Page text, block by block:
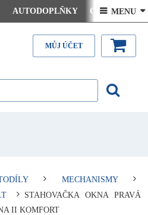
AUTODOPLŇKY Ceny doručení
Články - návody Kontakt
 MENU 
MŮJ ÚČET
MECHANISMY
STAHOVAČKA OKNA PRAVÁ
II KOMFORT